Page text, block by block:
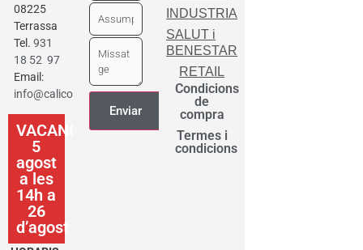
08225
Terrassa
Tel. 931
18 52 97
Email:
info@calicot.cat
VACANCES
5
agost
a les
14h a
26
d’agost
INDUSTRIA
SALUT i
BENESTAR
RETAIL
Condicions
de
compra
Termes i
condicions